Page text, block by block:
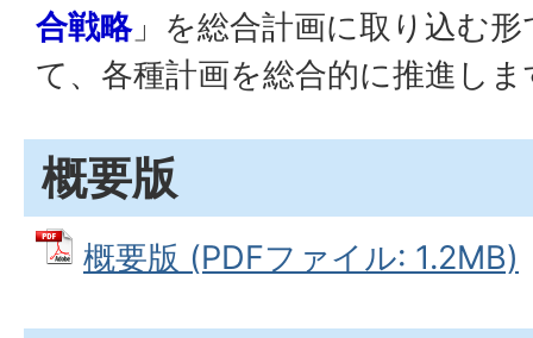
合戦略」を総合計画に取り込む
て、各種計画を総合的に推進しま
概要版
概要版 (PDFファイル: 1.2MB)